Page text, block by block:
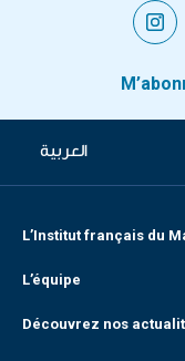
العربية
L’Institut français du
L’équipe
Découvrez nos